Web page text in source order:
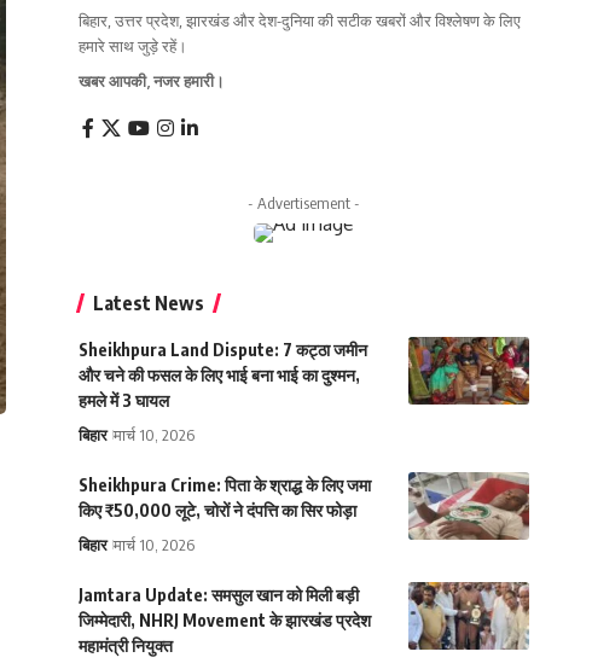
बिहार, उत्तर प्रदेश, झारखंड और देश-दुनिया की सटीक खबरों और विश्लेषण के लिए
हमारे साथ जुड़े रहें।
खबर आपकी, नजर हमारी।
- Advertisement -
Latest News
Sheikhpura Land Dispute: 7 कट्ठा जमीन
और चने की फसल के लिए भाई बना भाई का दुश्मन,
हमले में 3 घायल
बिहार मार्च 10, 2026
Sheikhpura Crime: पिता के श्राद्ध के लिए जमा
किए ₹50,000 लूटे, चोरों ने दंपत्ति का सिर फोड़ा
बिहार मार्च 10, 2026
Jamtara Update: समसुल खान को मिली बड़ी
जिम्मेदारी, NHRJ Movement के झारखंड प्रदेश
महामंत्री नियुक्त